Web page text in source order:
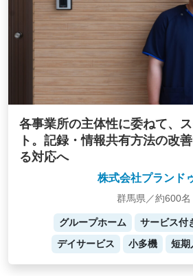
各事業所の主体性に委ねて、
ト。記録・情報共有方法の改
る対応へ
株式会社プランド
群馬県／約600名
グループホーム
サービス付
デイサービス
小多機 短期